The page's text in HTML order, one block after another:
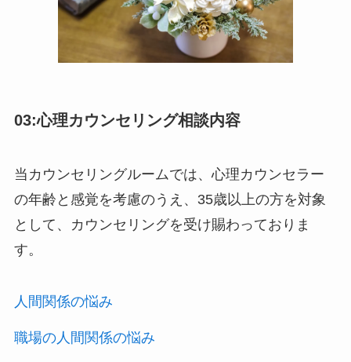
03:心理カウンセリング相談内容
当カウンセリングルームでは、心理カウンセラー
の年齢と感覚を考慮のうえ、35歳以上の方を対象
として、カウンセリングを受け賜わっておりま
す。
人間関係の悩み
職場の人間関係の悩み